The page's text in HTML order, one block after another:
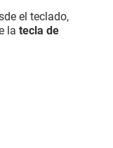
el teclado,
la tecla de